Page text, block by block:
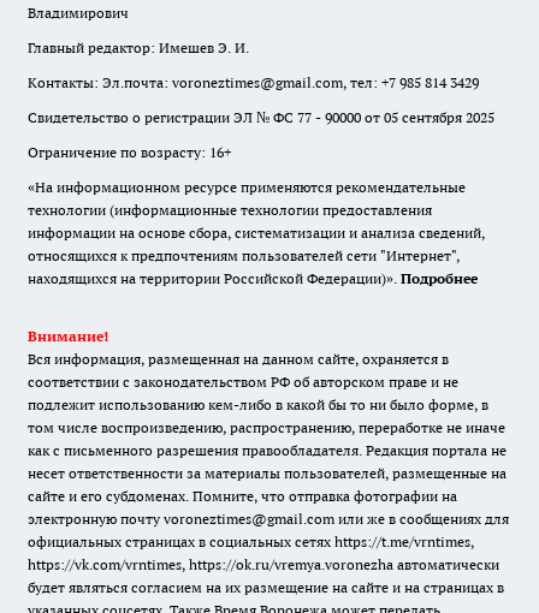
Владимирович
Главный редактор: Имешев Э. И.
Контакты: Эл.почта: voroneztimes@gmail.com, тел: +7 985 814 3429
Свидетельство о регистрации ЭЛ № ФС 77 - 90000 от 05 сентября 2025
Ограничение по возрасту: 16+
«На информационном ресурсе применяются рекомендательные
технологии (информационные технологии предоставления
информации на основе сбора, систематизации и анализа сведений,
относящихся к предпочтениям пользователей сети "Интернет",
находящихся на территории Российской Федерации)». Подробнее
Внимание!
Вся информация, размещенная на данном сайте, охраняется в
соответствии с законодательством РФ об авторском праве и не
подлежит использованию кем-либо в какой бы то ни было форме, в
том числе воспроизведению, распространению, переработке не иначе
как с письменного разрешения правообладателя. Редакция портала не
несет ответственности за материалы пользователей, размещенные на
сайте и его субдоменах. Помните, что отправка фотографии на
электронную почту voroneztimes@gmail.com или же в сообщениях для
официальных страницах в социальных сетях https://t.me/vrntimes,
https://vk.com/vrntimes, https://ok.ru/vremya.voronezha автоматически
будет являться согласием на их размещение на сайте и на страницах в